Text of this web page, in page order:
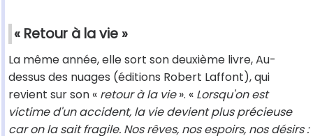
« Retour à la vie »
La même année, elle sort son deuxième livre, Au-
dessus des nuages (éditions Robert Laffont), qui
revient sur son « retour à la vie». « Lorsqu'on est
victime d'un accident, la vie devient plus précieuse
car on la sait fragile. Nos rêves, nos espoirs, nos désirs :